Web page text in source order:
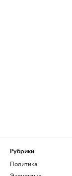
Рубрики
Политика